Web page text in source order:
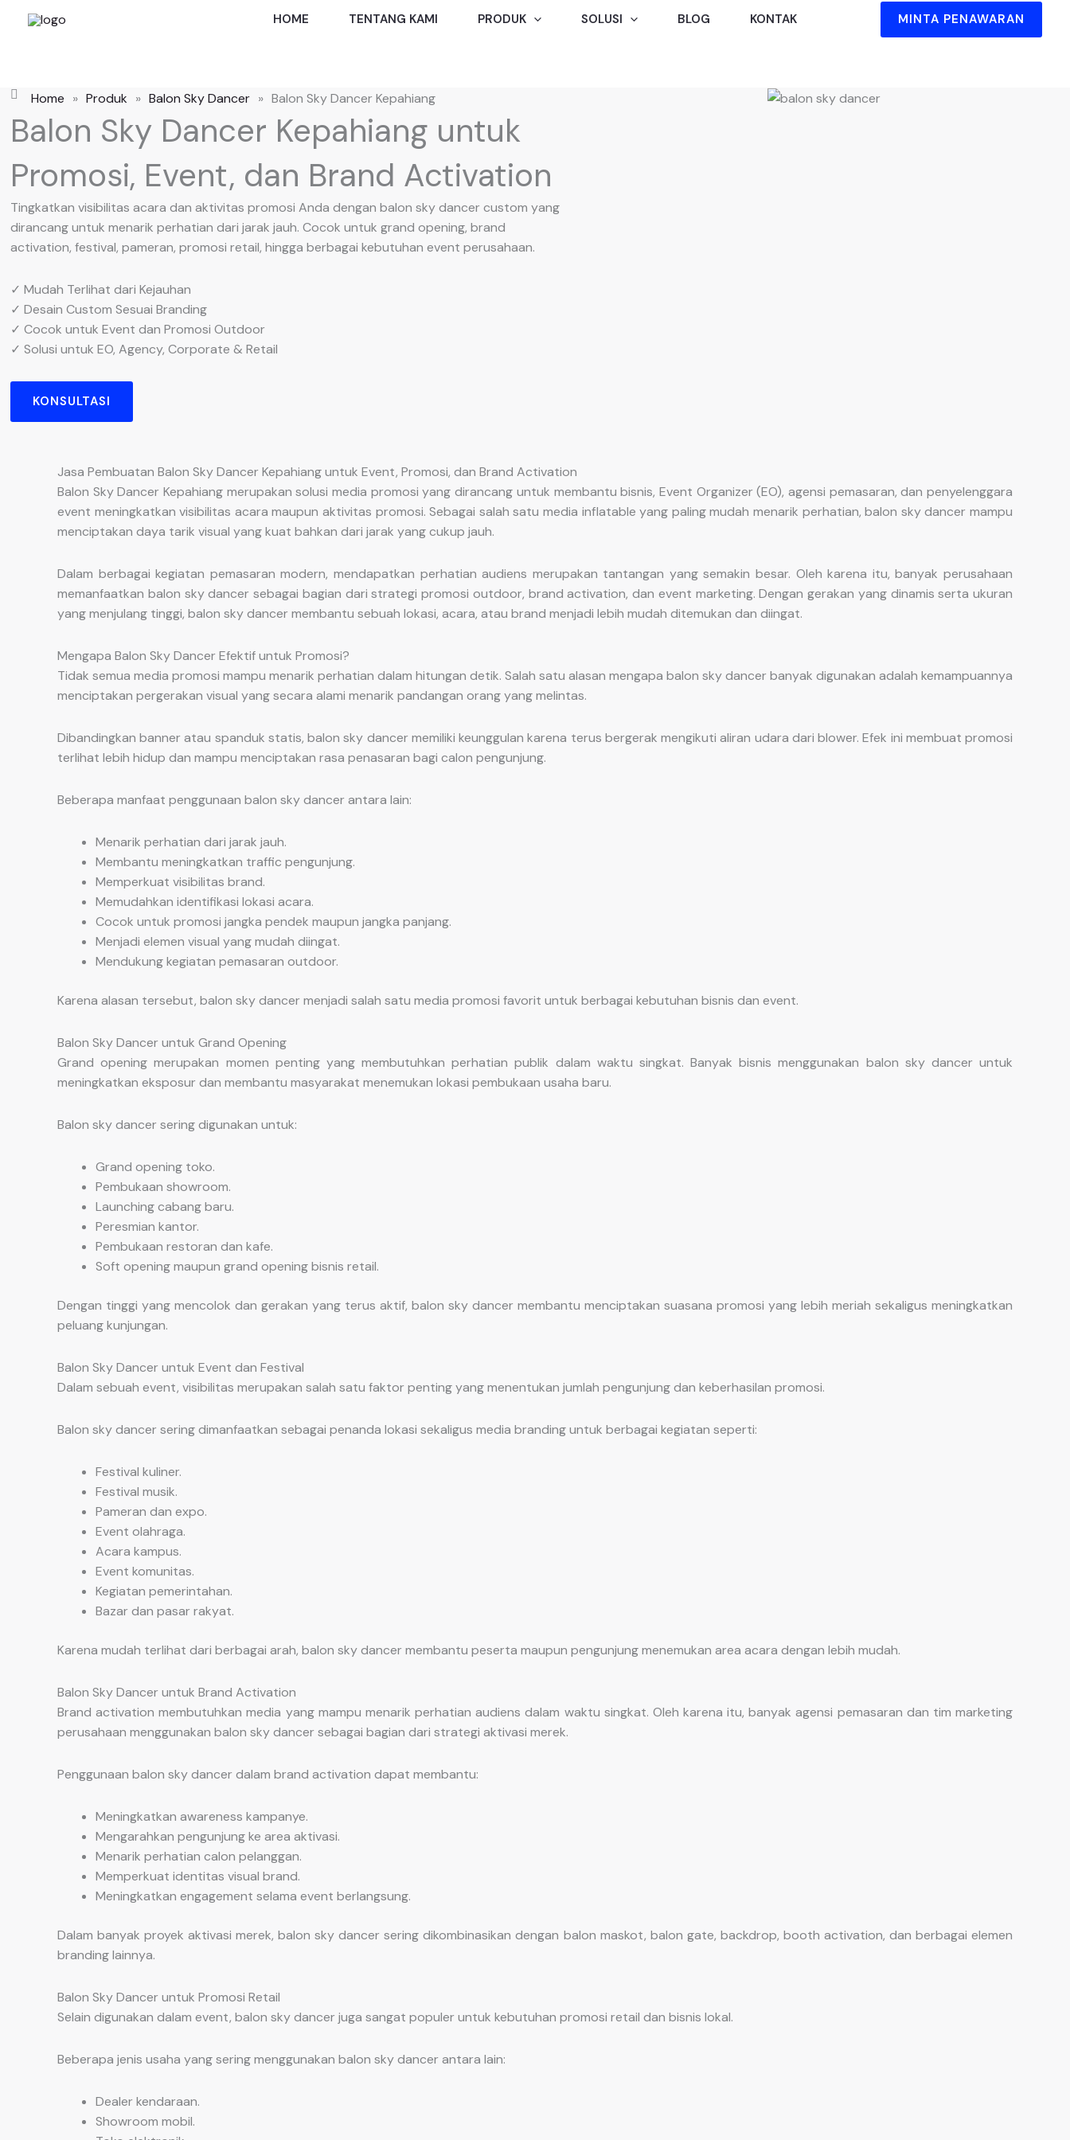
HOME TENTANG KAMI PRODUK SOLUSI BLOG KONTAK MINTA PENAWARAN
Home » Produk » Balon Sky Dancer » Balon Sky Dancer Kepahiang
Balon Sky Dancer Kepahiang untuk
Promosi, Event, dan Brand Activation
Tingkatkan visibilitas acara dan aktivitas promosi Anda dengan balon sky dancer custom yang
dirancang untuk menarik perhatian dari jarak jauh. Cocok untuk grand opening, brand
activation, festival, pameran, promosi retail, hingga berbagai kebutuhan event perusahaan.
✓ Mudah Terlihat dari Kejauhan
✓ Desain Custom Sesuai Branding
✓ Cocok untuk Event dan Promosi Outdoor
✓ Solusi untuk EO, Agency, Corporate & Retail
KONSULTASI
Jasa Pembuatan Balon Sky Dancer Kepahiang untuk Event, Promosi, dan Brand Activation
Balon Sky Dancer Kepahiang merupakan solusi media promosi yang dirancang untuk membantu bisnis, Event Organizer (EO), agensi pemasaran, dan penyelenggara
event meningkatkan visibilitas acara maupun aktivitas promosi. Sebagai salah satu media inflatable yang paling mudah menarik perhatian, balon sky dancer mampu
menciptakan daya tarik visual yang kuat bahkan dari jarak yang cukup jauh.
Dalam berbagai kegiatan pemasaran modern, mendapatkan perhatian audiens merupakan tantangan yang semakin besar. Oleh karena itu, banyak perusahaan
memanfaatkan balon sky dancer sebagai bagian dari strategi promosi outdoor, brand activation, dan event marketing. Dengan gerakan yang dinamis serta ukuran
yang menjulang tinggi, balon sky dancer membantu sebuah lokasi, acara, atau brand menjadi lebih mudah ditemukan dan diingat.
Mengapa Balon Sky Dancer Efektif untuk Promosi?
Tidak semua media promosi mampu menarik perhatian dalam hitungan detik. Salah satu alasan mengapa balon sky dancer banyak digunakan adalah kemampuannya
menciptakan pergerakan visual yang secara alami menarik pandangan orang yang melintas.
Dibandingkan banner atau spanduk statis, balon sky dancer memiliki keunggulan karena terus bergerak mengikuti aliran udara dari blower. Efek ini membuat promosi
terlihat lebih hidup dan mampu menciptakan rasa penasaran bagi calon pengunjung.
Beberapa manfaat penggunaan balon sky dancer antara lain:
Menarik perhatian dari jarak jauh.
Membantu meningkatkan traffic pengunjung.
Memperkuat visibilitas brand.
Memudahkan identifikasi lokasi acara.
Cocok untuk promosi jangka pendek maupun jangka panjang.
Menjadi elemen visual yang mudah diingat.
Mendukung kegiatan pemasaran outdoor.
Karena alasan tersebut, balon sky dancer menjadi salah satu media promosi favorit untuk berbagai kebutuhan bisnis dan event.
Balon Sky Dancer untuk Grand Opening
Grand opening merupakan momen penting yang membutuhkan perhatian publik dalam waktu singkat. Banyak bisnis menggunakan balon sky dancer untuk
meningkatkan eksposur dan membantu masyarakat menemukan lokasi pembukaan usaha baru.
Balon sky dancer sering digunakan untuk:
Grand opening toko.
Pembukaan showroom.
Launching cabang baru.
Peresmian kantor.
Pembukaan restoran dan kafe.
Soft opening maupun grand opening bisnis retail.
Dengan tinggi yang mencolok dan gerakan yang terus aktif, balon sky dancer membantu menciptakan suasana promosi yang lebih meriah sekaligus meningkatkan
peluang kunjungan.
Balon Sky Dancer untuk Event dan Festival
Dalam sebuah event, visibilitas merupakan salah satu faktor penting yang menentukan jumlah pengunjung dan keberhasilan promosi.
Balon sky dancer sering dimanfaatkan sebagai penanda lokasi sekaligus media branding untuk berbagai kegiatan seperti:
Festival kuliner.
Festival musik.
Pameran dan expo.
Event olahraga.
Acara kampus.
Event komunitas.
Kegiatan pemerintahan.
Bazar dan pasar rakyat.
Karena mudah terlihat dari berbagai arah, balon sky dancer membantu peserta maupun pengunjung menemukan area acara dengan lebih mudah.
Balon Sky Dancer untuk Brand Activation
Brand activation membutuhkan media yang mampu menarik perhatian audiens dalam waktu singkat. Oleh karena itu, banyak agensi pemasaran dan tim marketing
perusahaan menggunakan balon sky dancer sebagai bagian dari strategi aktivasi merek.
Penggunaan balon sky dancer dalam brand activation dapat membantu:
Meningkatkan awareness kampanye.
Mengarahkan pengunjung ke area aktivasi.
Menarik perhatian calon pelanggan.
Memperkuat identitas visual brand.
Meningkatkan engagement selama event berlangsung.
Dalam banyak proyek aktivasi merek, balon sky dancer sering dikombinasikan dengan balon maskot, balon gate, backdrop, booth activation, dan berbagai elemen
branding lainnya.
Balon Sky Dancer untuk Promosi Retail
Selain digunakan dalam event, balon sky dancer juga sangat populer untuk kebutuhan promosi retail dan bisnis lokal.
Beberapa jenis usaha yang sering menggunakan balon sky dancer antara lain:
Dealer kendaraan.
Showroom mobil.